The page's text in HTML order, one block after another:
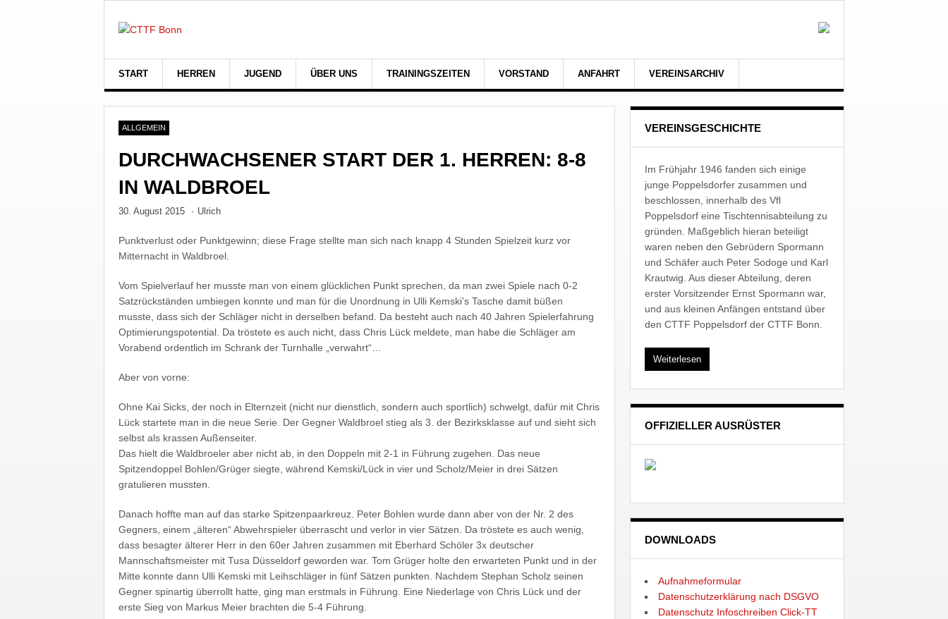
START HERREN JUGEND ÜBER UNS TRAININGSZEITEN VORSTAND ANFAHRT VEREINSARCHIV
ALLGEMEIN
DURCHWACHSENER START DER 1. HERREN: 8-8
IN WALDBROEL
30. August 2015 · Ulrich
Punktverlust oder Punktgewinn; diese Frage stellte man sich nach knapp 4 Stunden Spielzeit kurz vor
Mitternacht in Waldbroel.
Vom Spielverlauf her musste man von einem glücklichen Punkt sprechen, da man zwei Spiele nach 0-2
Satzrückständen umbiegen konnte und man für die Unordnung in Ulli Kemski’s Tasche damit büßen
musste, dass sich der Schläger nicht in derselben befand. Da besteht auch nach 40 Jahren Spielerfahrung
Optimierungspotential. Da tröstete es auch nicht, dass Chris Lück meldete, man habe die Schläger am
Vorabend ordentlich im Schrank der Turnhalle „verwahrt“…
Aber von vorne:
Ohne Kai Sicks, der noch in Elternzeit (nicht nur dienstlich, sondern auch sportlich) schwelgt, dafür mit Chris
Lück startete man in die neue Serie. Der Gegner Waldbroel stieg als 3. der Bezirksklasse auf und sieht sich
selbst als krassen Außenseiter.
Das hielt die Waldbroeler aber nicht ab, in den Doppeln mit 2-1 in Führung zugehen. Das neue
Spitzendoppel Bohlen/Grüger siegte, während Kemski/Lück in vier und Scholz/Meier in drei Sätzen
gratulieren mussten.
Danach hoffte man auf das starke Spitzenpaarkreuz. Peter Bohlen wurde dann aber von der Nr. 2 des
Gegners, einem „älteren“ Abwehrspieler überrascht und verlor in vier Sätzen. Da tröstete es auch wenig,
dass besagter älterer Herr in den 60er Jahren zusammen mit Eberhard Schöler 3x deutscher
Mannschaftsmeister mit Tusa Düsseldorf geworden war. Tom Grüger holte den erwarteten Punkt und in der
Mitte konnte dann Ulli Kemski mit Leihschläger in fünf Sätzen punkten. Nachdem Stephan Scholz seinen
Gegner spinartig überrollt hatte, ging man erstmals in Führung. Eine Niederlage von Chris Lück und der
erste Sieg von Markus Meier brachten die 5-4 Führung.
VEREINSGESCHICHTE
Im Frühjahr 1946 fanden sich einige
junge Poppelsdorfer zusammen und
beschlossen, innerhalb des Vfl
Poppelsdorf eine Tischtennisabteilung zu
gründen. Maßgeblich hieran beteiligt
waren neben den Gebrüdern Spormann
und Schäfer auch Peter Sodoge und Karl
Krautwig. Aus dieser Abteilung, deren
erster Vorsitzender Ernst Spormann war,
und aus kleinen Anfängen entstand über
den CTTF Poppelsdorf der CTTF Bonn.
Weiterlesen
OFFIZIELLER AUSRÜSTER
DOWNLOADS
Aufnahmeformular
Datenschutzerklärung nach DSGVO
Datenschutz Infoschreiben Click-TT